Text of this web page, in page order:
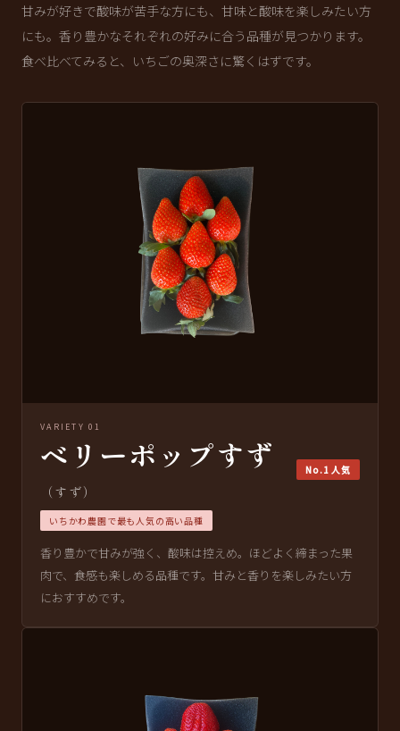
甘みが好きで酸味が苦手な方にも、甘味と酸味を楽しみたい方
にも。香り豊かなそれぞれの好みに合う品種が見つかります。
食べ比べてみると、いちごの奥深さに驚くはずです。
VARIETY 01
ベリーポップすず
（すず）
No.1 人気
いちかわ農園で最も人気の高い品種
香り豊かで甘みが強く、酸味は控えめ。ほどよく締まった果
肉で、食感も楽しめる品種です。甘みと香りを楽しみたい方
におすすめです。